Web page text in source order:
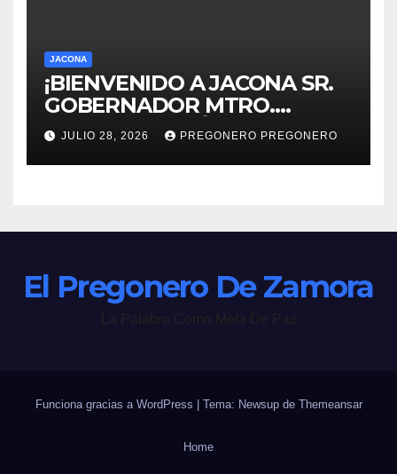
JACONA
¡BIENVENIDO A JACONA SR.
GOBERNADOR MTRO.
ALFREDO RAMÍREZ
BEDOLLA!
JULIO 28, 2026 PREGONERO PREGONERO
El Pregonero De Zamora
Funciona gracias a WordPress Tema: Newsup de Themeansar
Home